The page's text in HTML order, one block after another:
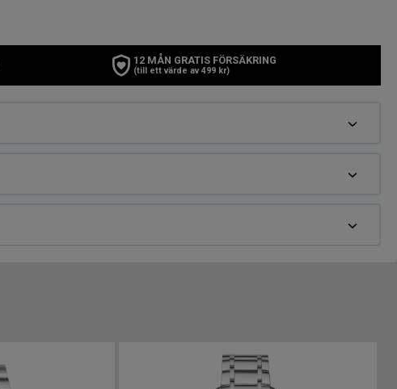
12 MÅN GRATIS FÖRSÄKRING
(till ett värde av 499 kr)